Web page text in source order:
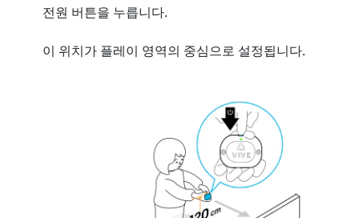
전원 버튼을 누릅니다.
이 위치가 플레이 영역의 중심으로 설정됩니다.